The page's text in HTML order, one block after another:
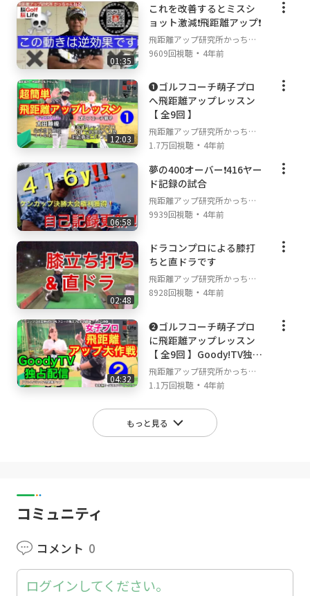
01:35
これを改善するとミスシ
ョット激減❗️飛距離アップ❗️
飛距離アップ研究所かっちゃ
んねる
9609回視聴 ・ 4年前
12:03
❶ゴルフコーチ萌子プロ
へ飛距離アップレッスン
【 全9回 】
飛距離アップ研究所かっちゃ
んねる
1.7万回視聴 ・ 4年前
06:58
夢の400オーバー❗️416ヤー
ド記録の試合
飛距離アップ研究所かっちゃ
んねる
9939回視聴 ・ 4年前
02:48
ドラコンプロによる膝打
ちと直ドラです
飛距離アップ研究所かっちゃ
んねる
8928回視聴 ・ 4年前
04:32
❷ゴルフコーチ萌子プロ
に飛距離アップレッスン
【 全9回 】Goody!TV独占
配信
飛距離アップ研究所かっちゃ
んねる
1.1万回視聴 ・ 4年前
もっと見る
コミュニティ
コメント 0
ログインしてください。